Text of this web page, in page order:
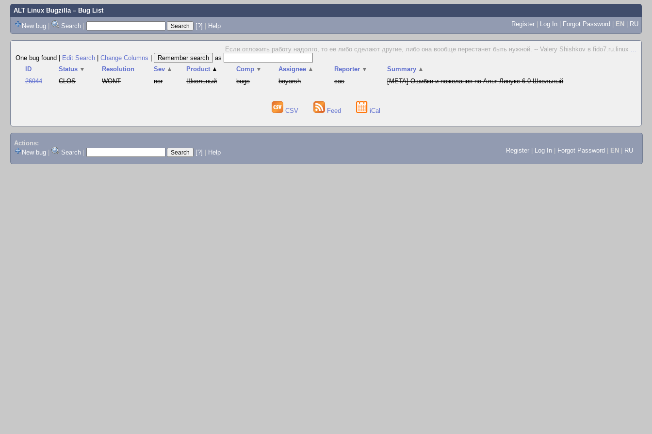
ALT Linux Bugzilla– Bug List
New bug | Search | [?] | Help Register | Log In | Forgot Password | EN | RU
Если отложить работу надолго, то ее либо сделают другие, либо она вообще перестанет быть нужной. -- Valery Shishkov в fido7.ru.linux ...
One bug found
Edit Search Change Columns
as
ID
Status ▼ Resolution Sev ▲ Product ▲ Comp ▼ Assignee ▲ Reporter ▼ Summary ▲
26944
CLOS WONT nor Школьный bugs boyarsh cas [META] Ошибки и пожелания по Альт Линукс 6.0 Школьный
CSV Feed iCal
Actions:
New bug
Search [?] Help Register Log In Forgot Password EN RU